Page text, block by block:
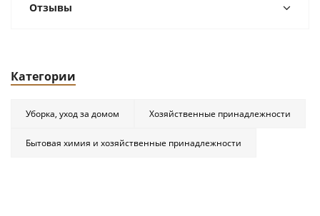
Отзывы
Категории
Уборка, уход за домом Хозяйственные принадлежности
Бытовая химия и хозяйственные принадлежности